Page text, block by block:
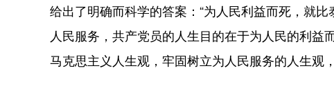
给出了明确而科学的答案：“为人民利益而死，就
人民服务，共产党员的人生目的在于为人民的利
马克思主义人生观，牢固树立为人民服务的人生观